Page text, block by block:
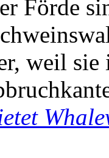
Förde
weil sie